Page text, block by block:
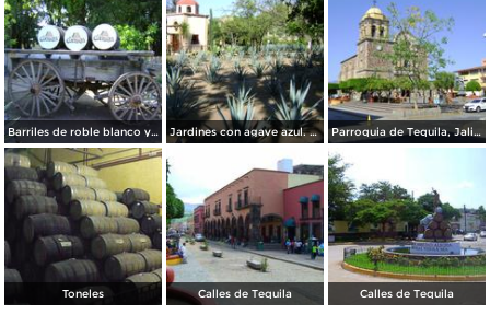
Barriles de roble blanco y carreta. Fábrica la Cofradía Jardines con agave azul. Fábrica la Cofradía. Parroquia de Tequila, Jalisco
Toneles Calles de Tequila Calles de Tequila